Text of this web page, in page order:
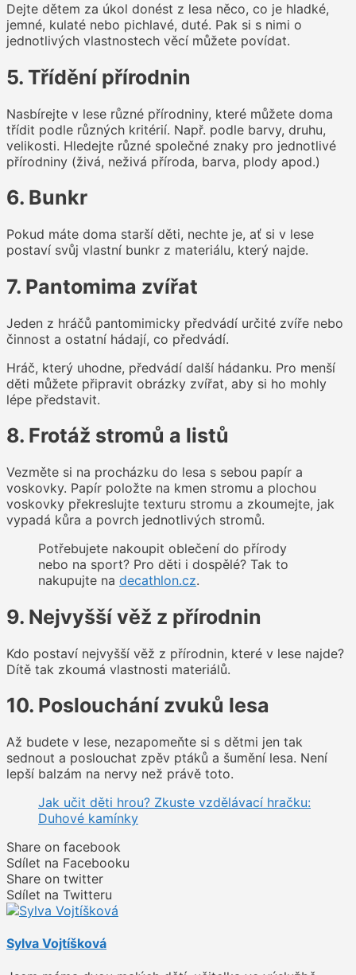
Dejte dětem za úkol donést z lesa něco, co je hladké,
jemné, kulaté nebo pichlavé, duté. Pak si s nimi o
jednotlivých vlastnostech věcí můžete povídat.
5. Třídění přírodnin
Nasbírejte v lese různé přírodniny, které můžete doma
třídit podle různých kritérií. Např. podle barvy, druhu,
velikosti. Hledejte různé společné znaky pro jednotlivé
přírodniny (živá, neživá příroda, barva, plody apod.)
6. Bunkr
Pokud máte doma starší děti, nechte je, ať si v lese
postaví svůj vlastní bunkr z materiálu, který najde.
7. Pantomima zvířat
Jeden z hráčů pantomimicky předvádí určité zvíře nebo
činnost a ostatní hádají, co předvádí.
Hráč, který uhodne, předvádí další hádanku. Pro menší
děti můžete připravit obrázky zvířat, aby si ho mohly
lépe představit.
8. Frotáž stromů a listů
Vezměte si na procházku do lesa s sebou papír a
voskovky. Papír položte na kmen stromu a plochou
voskovky překreslujte texturu stromu a zkoumejte, jak
vypadá kůra a povrch jednotlivých stromů.
Potřebujete nakoupit oblečení do přírody
nebo na sport? Pro děti i dospělé? Tak to
nakupujte na decathlon.cz.
9. Nejvyšší věž z přírodnin
Kdo postaví nejvyšší věž z přírodnin, které v lese najde?
Dítě tak zkoumá vlastnosti materiálů.
10. Poslouchání zvuků lesa
Až budete v lese, nezapomeňte si s dětmi jen tak
sednout a poslouchat zpěv ptáků a šumění lesa. Není
lepší balzám na nervy než právě toto.
Jak učit děti hrou? Zkuste vzdělávací hračku:
Duhové kamínky
Share on facebook
Sdílet na Facebooku
Share on twitter
Sdílet na Twitteru
Sylva Vojtíšková